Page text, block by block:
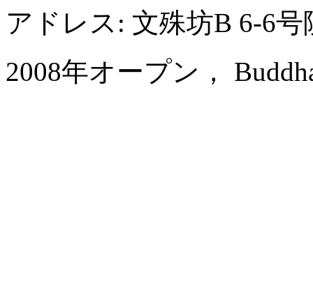
アドレス: 文殊坊B 6-6
2008年オープン，